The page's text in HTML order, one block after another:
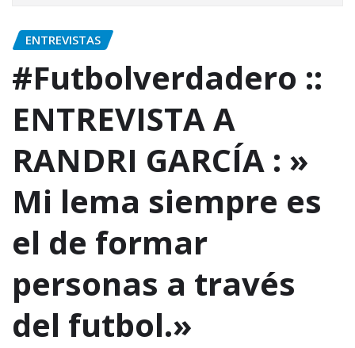
ENTREVISTAS
#Futbolverdadero ::
ENTREVISTA A
RANDRI GARCÍA : »
Mi lema siempre es
el de formar
personas a través
del futbol.»